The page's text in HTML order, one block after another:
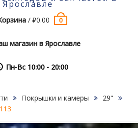
Ярославле
/₽0.00 0
магазин в Ярославле
Пн-Вс 10:00 - 20:00
Покрышки и камеры
29"